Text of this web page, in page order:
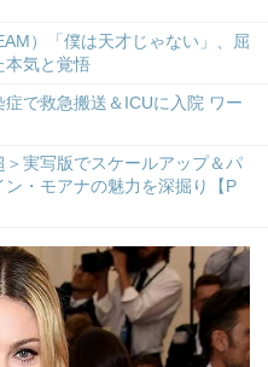
）「僕は天才じゃない」、屈
本気と覚悟
で救急搬送＆ICUに入院 ワー
＞実写版でスケールアップ＆パ
・モアナの魅力を深掘り【P